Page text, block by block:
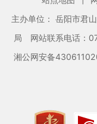
主办单位： 岳阳市君
局
网站联系电话：
湘公网安备